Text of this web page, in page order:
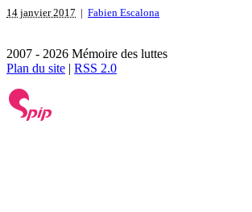
14 janvier 2017 | Fabien Escalona
2007 - 2026 Mémoire des luttes
Plan du site | RSS 2.0